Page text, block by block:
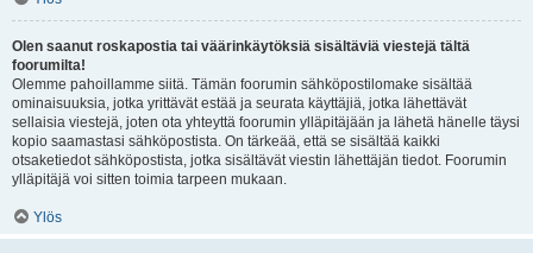
Olen saanut roskapostia tai väärinkäytöksiä sisältäviä viestejä tältä
foorumilta!
Olemme pahoillamme siitä. Tämän foorumin sähköpostilomake sisältää
ominaisuuksia, jotka yrittävät estää ja seurata käyttäjiä, jotka lähettävät
sellaisia viestejä, joten ota yhteyttä foorumin ylläpitäjään ja lähetä hänelle täysi
kopio saamastasi sähköpostista. On tärkeää, että se sisältää kaikki
otsaketiedot sähköpostista, jotka sisältävät viestin lähettäjän tiedot. Foorumin
ylläpitäjä voi sitten toimia tarpeen mukaan.
Ylös